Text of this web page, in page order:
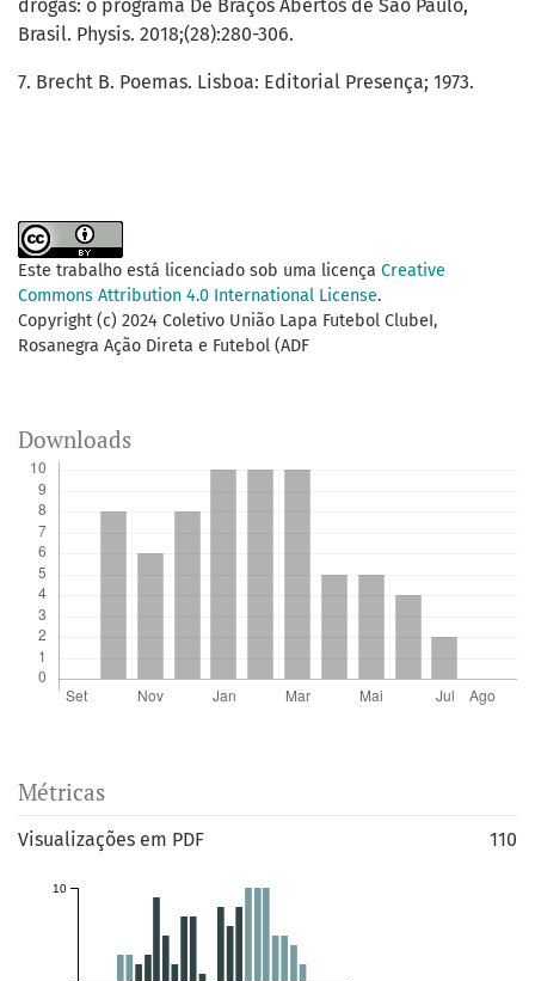
drogas: o programa De Braços Abertos de São Paulo,
Brasil. Physis. 2018;(28):280-306.
7. Brecht B. Poemas. Lisboa: Editorial Presença; 1973.
Este trabalho está licenciado sob uma licença Creative
Commons Attribution 4.0 International License.
Copyright (c) 2024 Coletivo União Lapa Futebol ClubeI,
Rosanegra Ação Direta e Futebol (ADF
Downloads
Métricas
Visualizações em PDF 110
10